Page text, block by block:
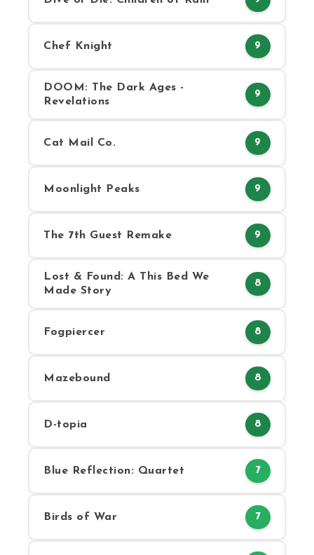
Chef Knight 9
DOOM: The Dark Ages -
Revelations
9
Cat Mail Co. 9
Moonlight Peaks 9
The 7th Guest Remake 9
Lost & Found: A This Bed We
Made Story
8
Fogpiercer 8
Mazebound 8
D-topia 8
Blue Reflection: Quartet 7
Birds of War 7